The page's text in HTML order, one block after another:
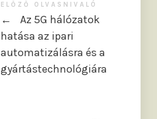
ELŐZŐ OLVASNIVALÓ
←
Az 5G hálózatok
hatása az ipari
automatizálásra és a
gyártástechnológiára